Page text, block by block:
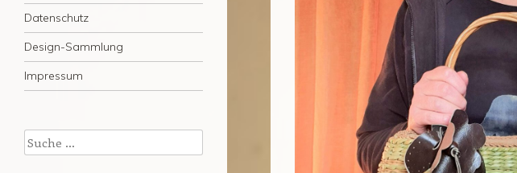
Datenschutz
Design-Sammlung
Impressum
Suchen